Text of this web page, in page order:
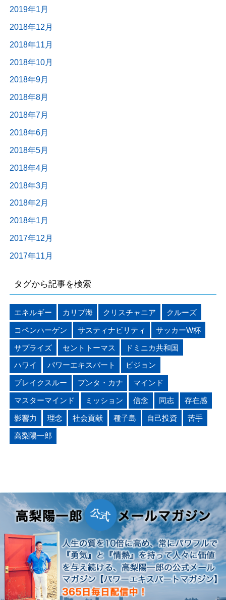
2019年1月
2018年12月
2018年11月
2018年10月
2018年9月
2018年8月
2018年7月
2018年6月
2018年5月
2018年4月
2018年3月
2018年2月
2018年1月
2017年12月
2017年11月
タグから記事を検索
エネルギー カリブ海 クリスチャニア クルーズ
コペンハーゲン サスティナビリティ サッカーW杯
サプライズ セントトーマス ドミニカ共和国
ハワイ パワーエキスパート ビジョン
ブレイクスルー プンタ・カナ マインド
マスターマインド ミッション 信念 同志 存在感
影響力 理念 社会貢献 種子島 自己投資 苦手
高梨陽一郎